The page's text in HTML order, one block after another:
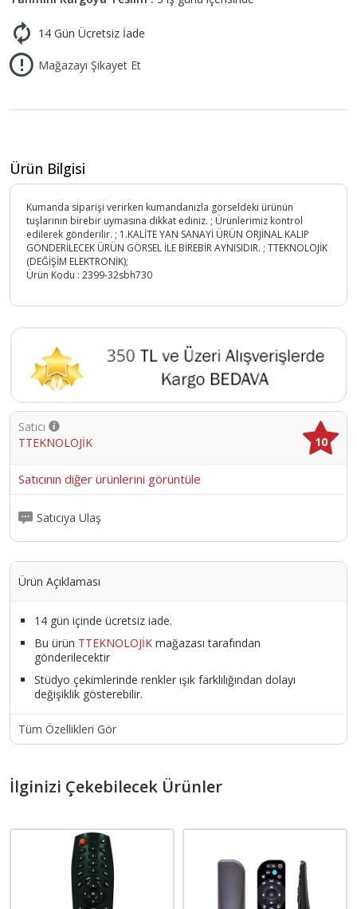
14 Gün Ücretsiz İade
Mağazayı Şikayet Et
Ürün Bilgisi
Kumanda siparişi verirken kumandanızla görseldeki ürünün
tuşlarının birebir uymasına dikkat ediniz. ; Ürünlerimiz kontrol
edilerek gönderilir. ; 1.KALİTE YAN SANAYİ ÜRÜN ORJİNAL KALIP
GÖNDERİLECEK ÜRÜN GÖRSEL İLE BİREBİR AYNISIDIR. ; TTEKNOLOJİK
(DEĞİŞİM ELEKTRONİK);
Ürün Kodu : 2399-32sbh730
Satıcı
TTEKNOLOJİK
10
Satıcının diğer ürünlerini görüntüle
Satıcıya Ulaş
Ürün Açıklaması
14 gün içinde ücretsiz iade.
Bu ürün TTEKNOLOJİK mağazası tarafından
gönderilecektir
Stüdyo çekimlerinde renkler ışık farklılığından dolayı
değişiklik gösterebilir.
Tüm Özellikleri Gör
İlginizi Çekebilecek Ürünler